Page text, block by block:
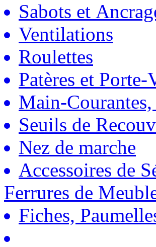
Sabots et
Ventilations
Roulettes
Patères et Porte-
Main-
Seuils de
Nez de marche
Accessoires de
Ferrures de
Fiches,